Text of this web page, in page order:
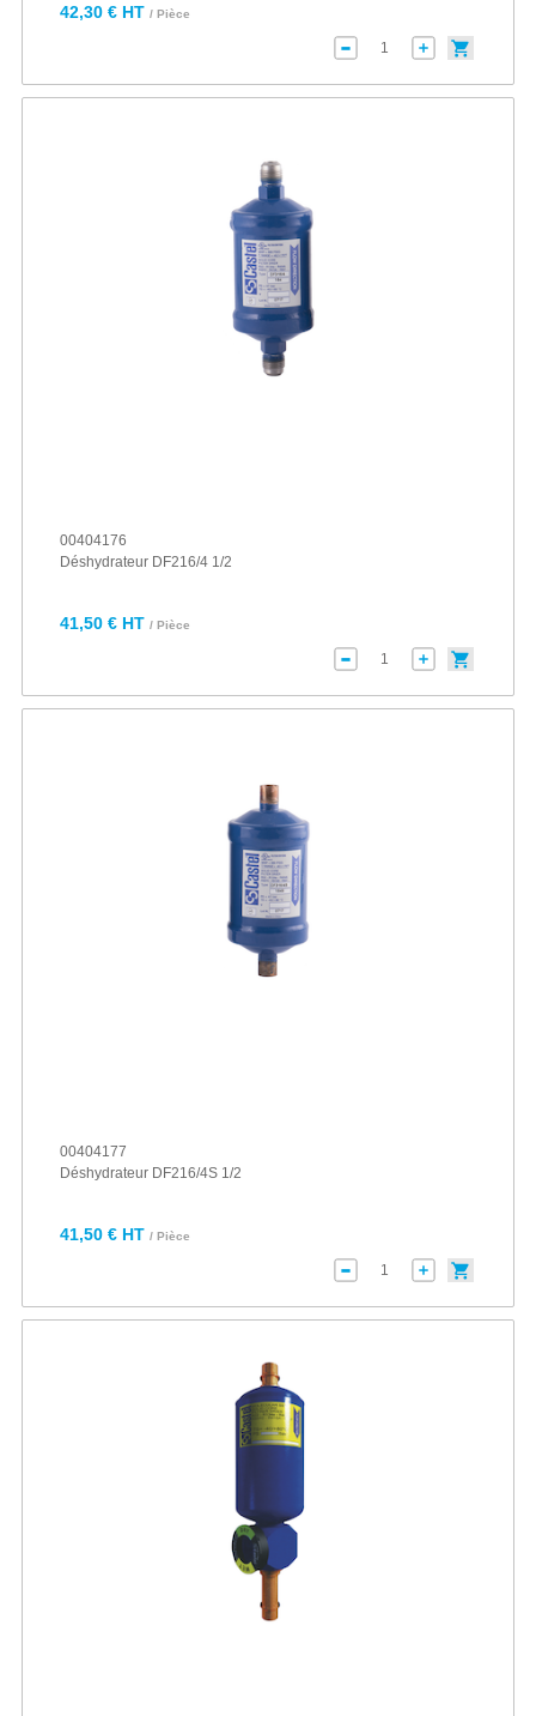
42,30 € HT / Pièce
00404176
Déshydrateur DF216/4 1/2
41,50 € HT / Pièce
00404177
Déshydrateur DF216/4S 1/2
41,50 € HT / Pièce